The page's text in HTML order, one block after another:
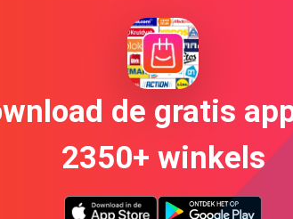
de gratis
2350+ winkels